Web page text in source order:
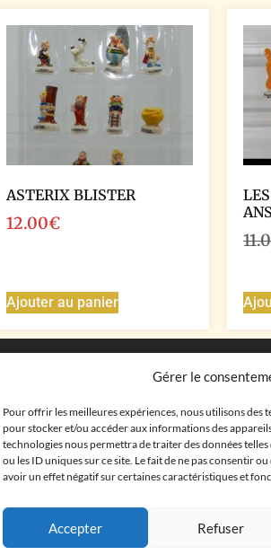
Gérer le
Pour offrir les meilleures expériences, nous utilisons des
pour stocker et/ou accéder aux informations des
technologies nous permettra de traiter des données
ou les ID uniques sur ce site. Le fait de ne pas consentir
avoir un effet négatif sur certaines caractéristiques et
Accepter Refuser
ASTERIX BLISTER
12.00€
Ajouter au panier
cléments, 13500
Téléphone : ‭
Email :